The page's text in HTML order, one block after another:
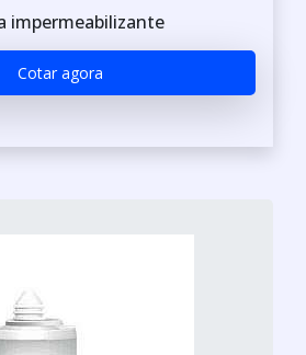
impermeabilizante
Cotar agora